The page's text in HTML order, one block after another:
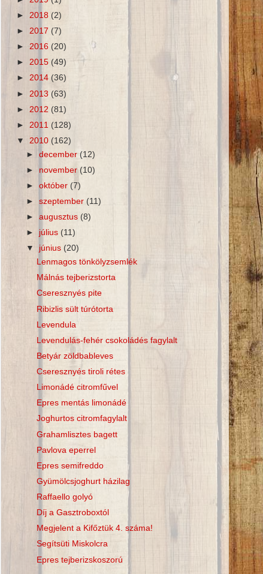
► 2018 (2)
► 2017 (7)
► 2016 (20)
► 2015 (49)
► 2014 (36)
► 2013 (63)
► 2012 (81)
► 2011 (128)
▼ 2010 (162)
►december(12)
► november (10)
►október (7)
►szeptember(11)
►augusztus (8)
► július(11)
▼ június(20)
Lenmagos tönkölyzsemlék
Málnás tejberizstorta
Cseresznyés pite
Ribizlis sült túrótorta
Levendula
Levendulás-fehér csokoládés fagylalt
Betyár zöldbableves
Cseresznyés tiroli rétes
Limonádé citromfűvel
Epres mentás limonádé
Joghurtos citromfagylalt
Grahamlisztes bagett
Pavlova eperrel
Epres semifreddo
Gyümölcsjoghurt házilag
Raffaello golyó
Díj a Gasztroboxtól
Megjelent a Kifőztük 4. száma!
Segítsüti Miskolcra
Epres tejberizskoszorú